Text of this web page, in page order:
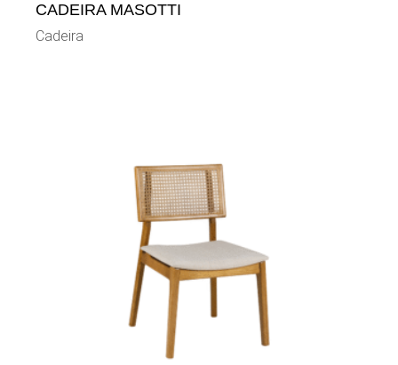
CADEIRA MASOTTI
Cadeira